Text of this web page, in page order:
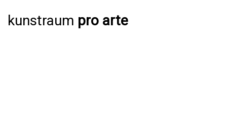
kunstraum pro arte